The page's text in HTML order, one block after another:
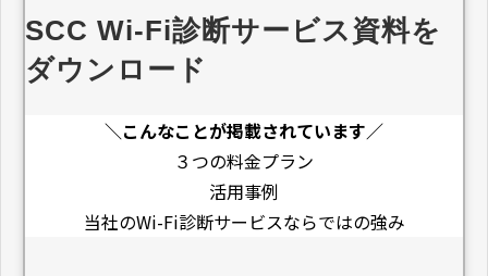
SCC Wi-Fi診断サービス資料を
ダウンロード
＼こんなことが掲載されています／
３つの料金プラン
活用事例
当社のWi-Fi診断サービスならではの強み